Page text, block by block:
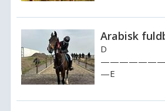
Arabisk
D
—E
——N